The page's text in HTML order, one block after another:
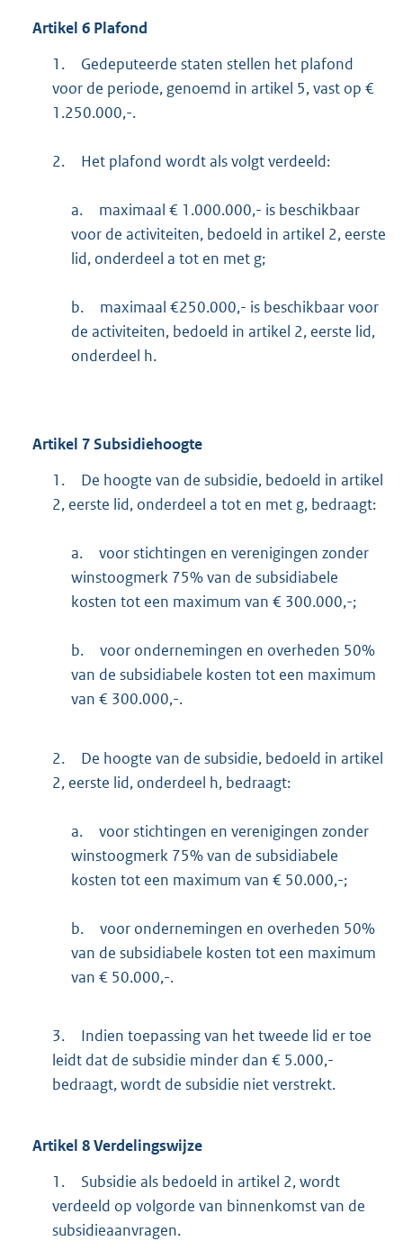
Artikel 6 Plafond
1.
Gedeputeerde staten stellen het plafond
voor de periode, genoemd in artikel 5, vast op €
1.250.000,-.
2. Het plafond wordt als volgt verdeeld:
a.
maximaal € 1.000.000,- is beschikbaar
voor de activiteiten, bedoeld in artikel 2, eerste
lid, onderdeel a tot en met g;
b.
maximaal €250.000,- is beschikbaar voor
de activiteiten, bedoeld in artikel 2, eerste lid,
onderdeel h.
Artikel 7Subsidiehoogte
1.
De hoogte van de subsidie, bedoeld in artikel
2, eerste lid, onderdeel a tot en met g, bedraagt:
a.
voor stichtingen en verenigingen zonder
winstoogmerk 75% van de subsidiabele
kosten tot een maximum van € 300.000,-;
b.
voor ondernemingen en overheden 50%
van de subsidiabele kosten tot een maximum
van € 300.000,-.
2.
De hoogte van de subsidie, bedoeld in artikel
2, eerste lid, onderdeel h, bedraagt:
a.
voor stichtingen en verenigingen zonder
winstoogmerk 75% van de subsidiabele
kosten tot een maximum van € 50.000,-;
b.
voor ondernemingen en overheden 50%
van de subsidiabele kosten tot een maximum
van € 50.000,-.
3.
Indien toepassing van het tweede lid er toe
leidt dat de subsidie minder dan € 5.000,-
bedraagt, wordt de subsidie niet verstrekt.
Artikel 8Verdelingswijze
1.
Subsidie als bedoeld in artikel 2, wordt
verdeeld op volgorde van binnenkomst van de
subsidieaanvragen.